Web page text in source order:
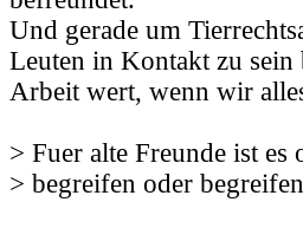
Und gerade um
Leuten in Kontakt zu
Arbeit wert, wenn wir
> Fuer alte Freunde ist es
> begreifen oder